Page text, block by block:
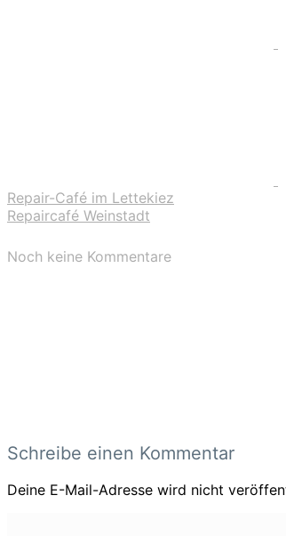
Repair-Café im Lettekiez
Repaircafé Weinstadt
Noch keine Kommentare
Schreibe einen Kommentar
Deine E-Mail-Adresse wird nicht